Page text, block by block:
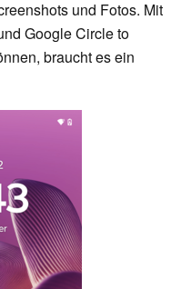
und Fotos. Mit
Google Circle to
braucht es ein